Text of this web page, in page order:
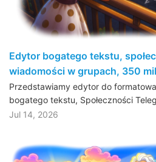
Edytor bogatego tekstu,
wiadomości w grupach, 350
Przedstawiamy edytor do
bogatego tekstu, Społeczności
Jul 14, 2026